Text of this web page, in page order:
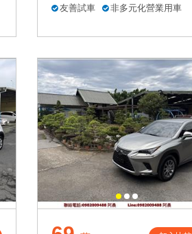
友善試車
非多元化營業用車